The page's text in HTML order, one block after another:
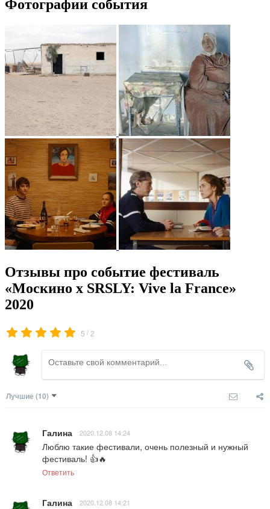
Фотографии события
Отзывы про событие фестиваль
«Москино х SRSLY: Vive la France»
2020
5 /2
Лучшие (10)
Галина 2020.12.08 14:24
Люблю такие фестивали, очень полезный и нужный
фестиваль! 👍🔥
Ответить
Галина 2020.12.08 14:21